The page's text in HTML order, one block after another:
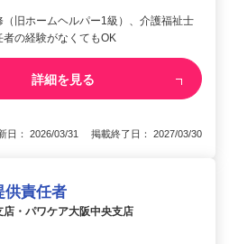
旧ホームヘルパー1級）、介護福祉士
の経験がなくてもOK
詳細を見る
日： 2026/03/31 掲載終了日： 2027/03/30
供責任者
・パワケア大阪中央支店